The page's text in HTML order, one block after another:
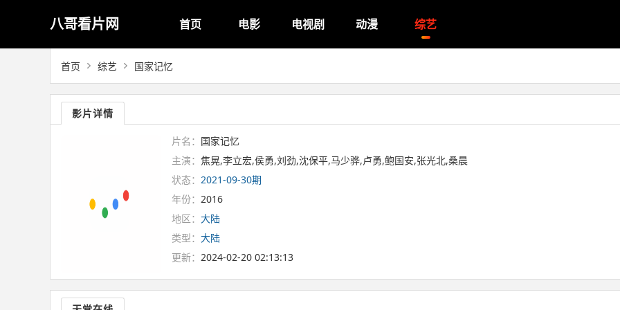
八哥看片网 首页 电影 电视剧 动漫 综艺
首页 综艺 国家记忆
影片详情
片名： 国家记忆
主演： 焦晃,李立宏,侯勇,刘劲,沈保平,马少骅,卢勇,鲍国安,张光北,桑晨
状态： 2021-09-30期
年份： 2016
地区： 大陆
类型： 大陆
更新： 2024-02-20 02:13:13